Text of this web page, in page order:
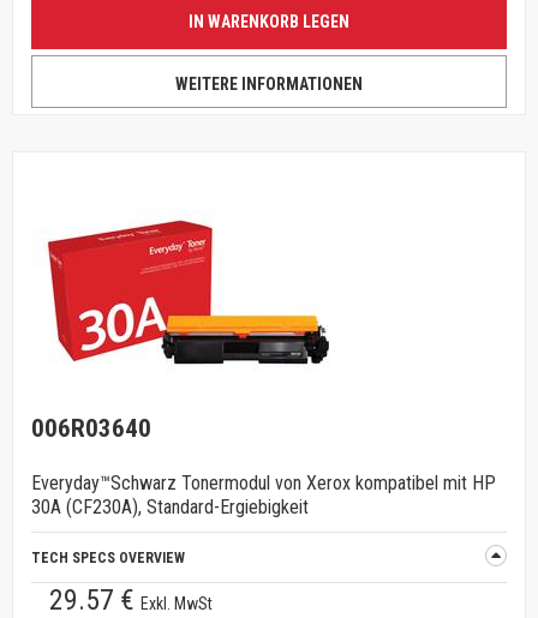
IN WARENKORB LEGEN
WEITERE INFORMATIONEN
006R03640
Everyday™Schwarz Tonermodul von Xerox kompatibel mit HP
30A (CF230A), Standard-Ergiebigkeit
TECH SPECS OVERVIEW
29.57 € Exkl. MwSt